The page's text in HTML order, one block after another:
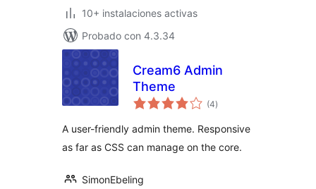
10+ instalaciones activas
Probado con 4.3.34
Cream6 Admin
Theme
(4evaluación
total
)
A user-friendly admin theme. Responsive
as far as CSS can manage on the core.
SimonEbeling